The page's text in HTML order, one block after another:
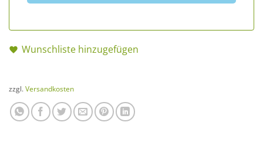
Wunschliste hinzugefügen
zzgl. Versandkosten